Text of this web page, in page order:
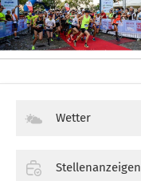
Wetter
Stellenanzeigen